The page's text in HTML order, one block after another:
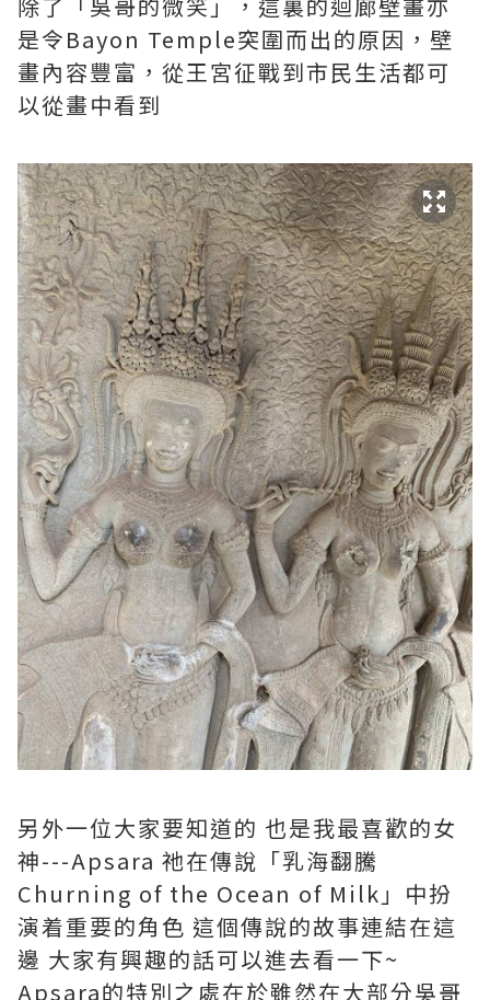
是令Bayon Temple突圍而出的原因，壁
畫內容豐富，從王宮征戰到市民生活都可
以從畫中看到
另外一位大家要知道的 也是我最喜歡的女
神---Apsara 祂在傳說「乳海翻騰
Churning of the Ocean of Milk」中扮
演着重要的角色 這個傳說的故事連結在這
邊 大家有興趣的話可以進去看一下~
Apsara的特別之處在於雖然在大部分吳哥